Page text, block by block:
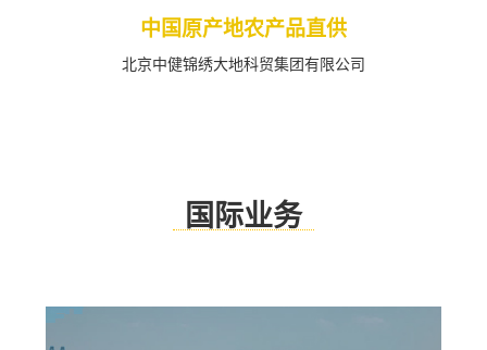
中国原产地农产品直供
北京中健锦绣大地科贸集团有限公司
国际业务